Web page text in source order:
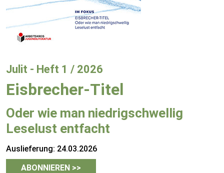
Julit - Heft 1 / 2026
Eisbrecher-Titel
Oder wie man niedrigschwellig
Leselust entfacht
Auslieferung: 24.03.2026
ABONNIEREN >>